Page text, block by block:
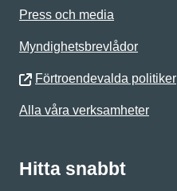
Press och media
Myndighetsbrevlådor
Förtroendevalda politiker
Alla våra verksamheter
Hitta snabbt